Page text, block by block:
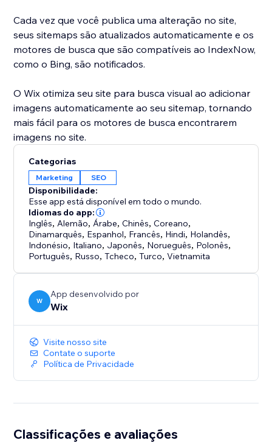
Cada vez que você publica uma alteração no site,
seus sitemaps são atualizados automaticamente e os
motores de busca que são compatíveis ao IndexNow,
como o Bing, são notificados.
O Wix otimiza seu site para busca visual ao adicionar
imagens automaticamente ao seu sitemap, tornando
mais fácil para os motores de busca encontrarem
imagens no site.
Categorias
Marketing SEO
Disponibilidade:
Esse app está disponível em todo o mundo.
Idiomas do app:
Inglês, Alemão, Árabe,Chinês,Coreano,
Dinamarquês, Espanhol, Francês, Hindi, Holandês,
Indonésio, Italiano, Japonês, Norueguês, Polonês,
Português, Russo,Tcheco,Turco,Vietnamita
W
App desenvolvido por
Wix
Visite nosso site
Contate o suporte
Política de Privacidade
Classificações e avaliações